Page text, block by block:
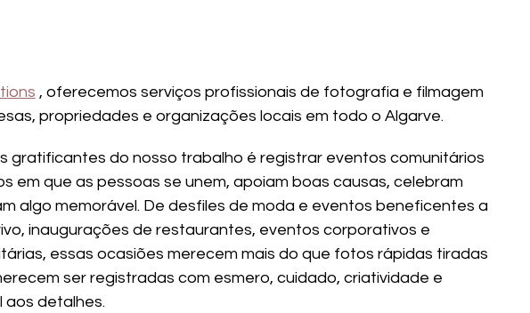
5 estrelas.
, oferecemos serviços profissionais de fotografia e filmagem
propriedades e organizações locais em todo o Algarve.
gratificantes do nosso trabalho é registrar eventos comunitários
em que as pessoas se unem, apoiam boas causas, celebram
algo memorável. De desfiles de moda e eventos beneficentes a
inaugurações de restaurantes, eventos corporativos e
essas ocasiões merecem mais do que fotos rápidas tiradas
ser registradas com esmero, cuidado, criatividade e
aos detalhes.